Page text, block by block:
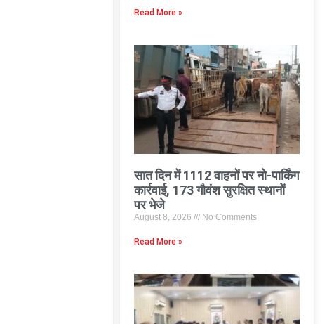
Read More »
सात दिन में 1112 वाहनों पर नो-पार्किंग
कार्रवाई, 173 गौवंश सुरक्षित स्थानों
पर भेजे
August 8, 2026 No Comments
Read More »